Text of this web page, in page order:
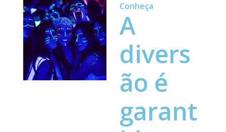
Conheça
A
divers
ão é
garant